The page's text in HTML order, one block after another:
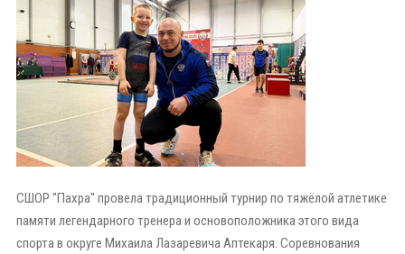
СШОР "Пахра" провела традиционный турнир по тяжёлой атлетике
памяти легендарного тренера и основоположника этого вида
спорта в округе Михаила Лазаревича Аптекаря. Соревнования